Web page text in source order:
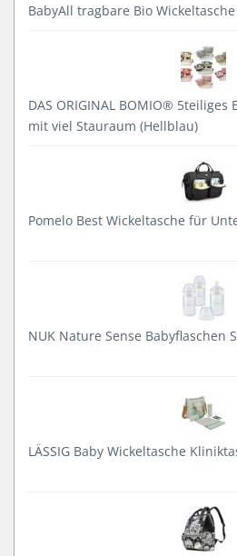
BabyAll tragbare Bio
DAS ORIGINAL BOMIO® 5teiliges
mit viel Stauraum (Hellblau)
Pomelo Best Wickeltasche für
NUK Nature Sense Babyflaschen
LÄSSIG Baby Wickeltasche